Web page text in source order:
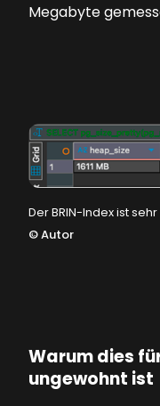
Megabyte
Der BRIN-Index ist
©Autor
Warum dies
ungewohnt ist